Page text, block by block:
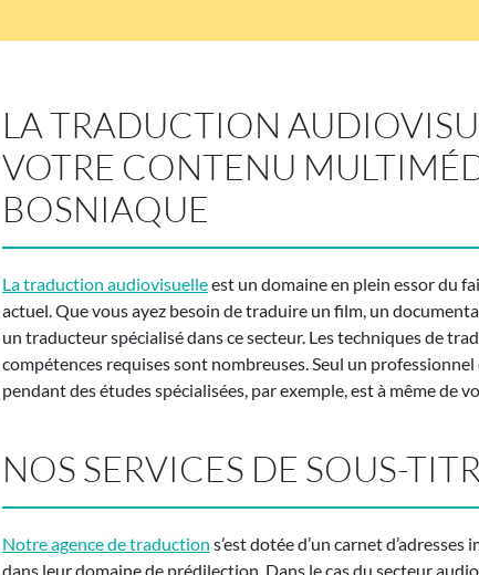
LA TRADUCTION
VOTRE CONTENU
BOSNIAQUE
La traduction audiovisuelleest un domaine en plein essor du
actuel. Que vous ayez besoin de traduire un film, un
un traducteur spécialisé dans ce secteur. Les techniques de
compétences requises sont nombreuses. Seul un
pendant des études spécialisées, par exemple, est à même
NOS SERVICES DE SOUS-
Notre agence de traduction s’est dotée d’un carnet
dans leur domaine de prédilection. Dans le cas du secteur